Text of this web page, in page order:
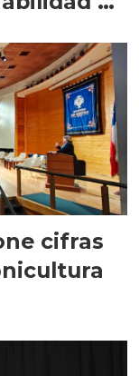
cifras